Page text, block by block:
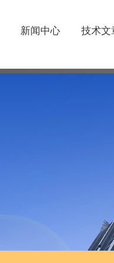
新闻中心 技术文